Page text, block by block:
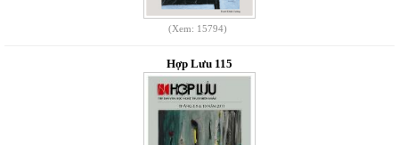
(Xem: 15794)
Hợp Lưu 115